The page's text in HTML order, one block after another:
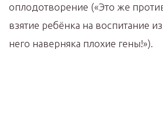
оплодотворение («Это же
взятие ребёнка на воспитание
него наверняка плохие гены!»).